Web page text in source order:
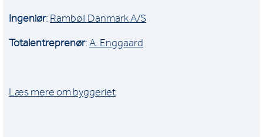
Ingeniør: Rambøll Danmark A/S
Totalentreprenør: A. Enggaard
Læs mere om byggeriet